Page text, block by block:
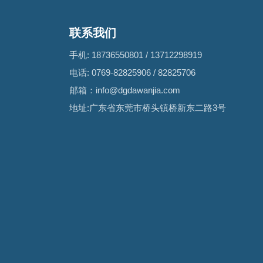
联系我们
手机: 18736550801 / 13712298919
电话: 0769-82825906/ 82825706
邮箱： info@dgdawanjia.com
地址:广东省东莞市桥头镇桥新东二路3号